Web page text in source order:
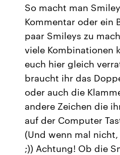
So macht man
Kommentar oder ein
paar Smileys zu
viele Kombinationen
euch hier gleich
braucht ihr das
oder auch die
andere Zeichen die
auf der Computer
(Und wenn mal
;)) Achtung! Ob die